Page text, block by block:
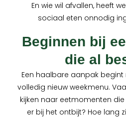
En wie wil afvallen, heeft
sociaal eten onnodig
Beginnen bij
die al
Een haalbare aanpak
volledig nieuw weekmenu.
kijken naar eetmomenten
er bij het ontbijt? Hoe lang